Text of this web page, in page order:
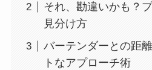
それ、勘違いかも？
見分け方
バーテンダーとの距
トなアプローチ術